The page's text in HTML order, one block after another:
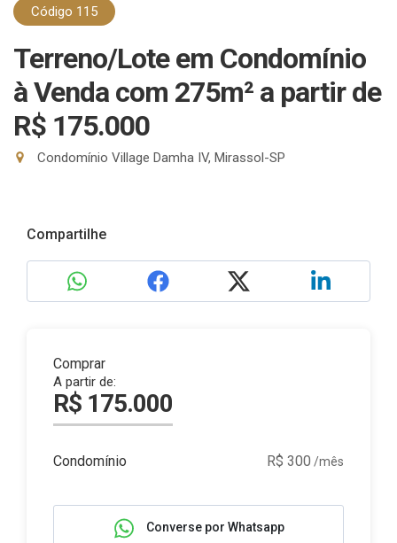
Código 115
Terreno/Lote em Condomínio
à Venda com 275m² a partir de
R$ 175.000
Condomínio Village Damha IV, Mirassol-SP
Compartilhe
Comprar
A partir de:
R$ 175.000
Condomínio R$ 300 /mês
Converse por Whatsapp